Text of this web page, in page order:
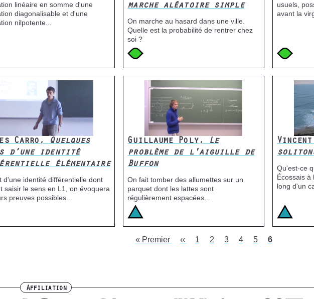
linéaire en somme d'une
diagonalisable et d'une
nilpotente...
marche aléatoire simple
On marche au hasard dans une ville.
Quelle est la probabilité de rentrer chez
soi ?
Icone
Image
usuels,
avant la
Icone
Image
Carro,Quelques
d’une identité
élémentaire
d'une identité différentielle dont
saisir le sens en L1, on évoquera
preuves possibles...
Guillaume Poly,Le
problème de l'aiguille de
Buffon
On fait tomber des allumettes sur un
parquet dont les lattes sont
régulièrement espacées...
Icone
Image
Qu'est-ce
Écossais à
long d'un
Icone
Image
First
« Premier
Previous
‹‹ Page
1 Page
2 Page
3 Page
4 Page
5
Current
6
Affiliation